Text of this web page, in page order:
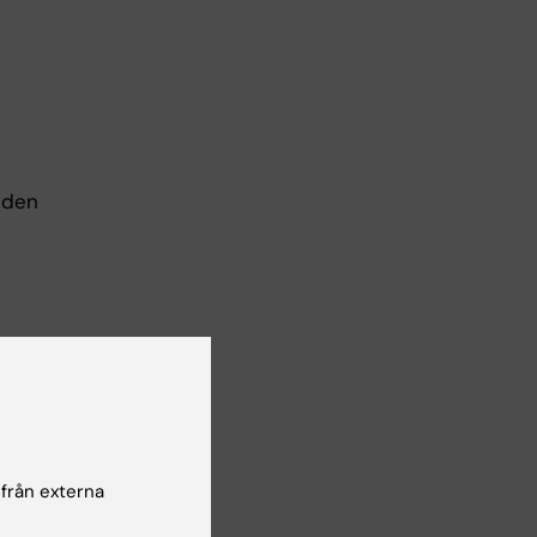
externa